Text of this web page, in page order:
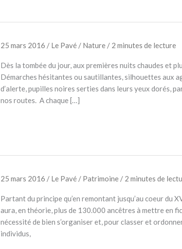
25 mars 2016 / Le Pavé / Nature/ 2 minutes de lecture
Dès la tombée du jour, aux premières nuits chaudes et
Démarches hésitantes ou sautillantes, silhouettes aux
d’alerte, pupilles noires serties dans leurs yeux dorés,
nos routes. A chaque […]
25 mars 2016 / Le Pavé / Patrimoine/ 2 minutes de
Partant du principe qu’en remontant jusqu’au coeur du
aura, en théorie, plus de 130.000 ancêtres à mettre en
nécessité de bien s’organiser et, pour classer et ordonner
individus,